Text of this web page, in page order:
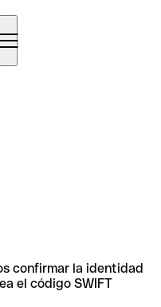
confirmar la identidad
el código SWIFT